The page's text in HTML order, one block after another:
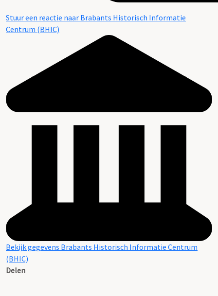
Stuur een reactie naar Brabants Historisch Informatie
Centrum (BHIC)
Bekijk gegevens Brabants Historisch Informatie Centrum
(BHIC)
Delen